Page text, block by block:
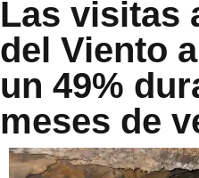
Las visitas
del Viento
un 49%
meses de